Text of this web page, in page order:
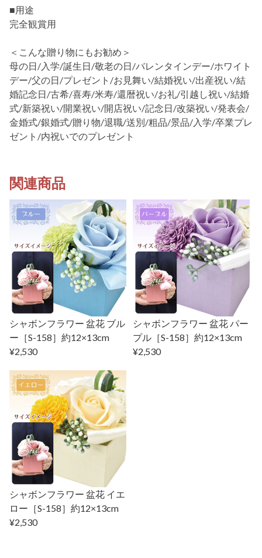
■用途
完全観賞用
＜こんな贈り物にもお勧め＞
母の日/入学/誕生日/敬老の日/バレンタインデー/ホワイト
デー/父の日/プレゼント/お見舞い/結婚祝い/出産祝い/結
婚記念日/古希/喜寿/米寿/還暦祝い/お礼/引越し祝い/結婚
式/新築祝い/開業祝い/開店祝い/記念日/改築祝い/発表会/
金婚式/銀婚式/贈り物/退職/送別/粗品/景品/入学/卒業プレ
ゼント/内祝いでのプレゼント
関連商品
シャボンフラワー 盆花 ブル
ー［S-158］約12×13cm
¥2,530
シャボンフラワー 盆花 パー
プル［S-158］約12×13cm
¥2,530
シャボンフラワー 盆花 イエ
ロー［S-158］約12×13cm
¥2,530